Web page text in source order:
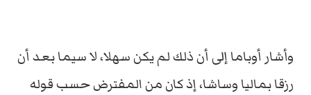
وأشار أوباما إلى أن ذلك لم يكن سهلا، لا سيما بعد أن
رزقا بماليا وساشا، إذ كان من المفترض حسب قوله